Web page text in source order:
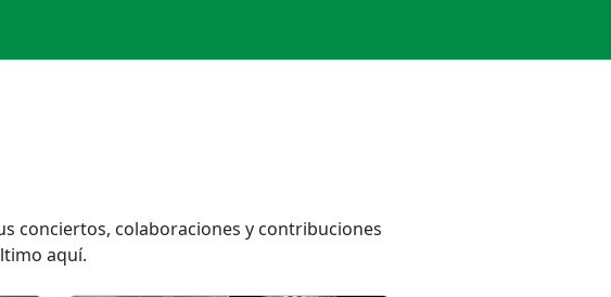
conciertos, colaboraciones y contribuciones
aquí.